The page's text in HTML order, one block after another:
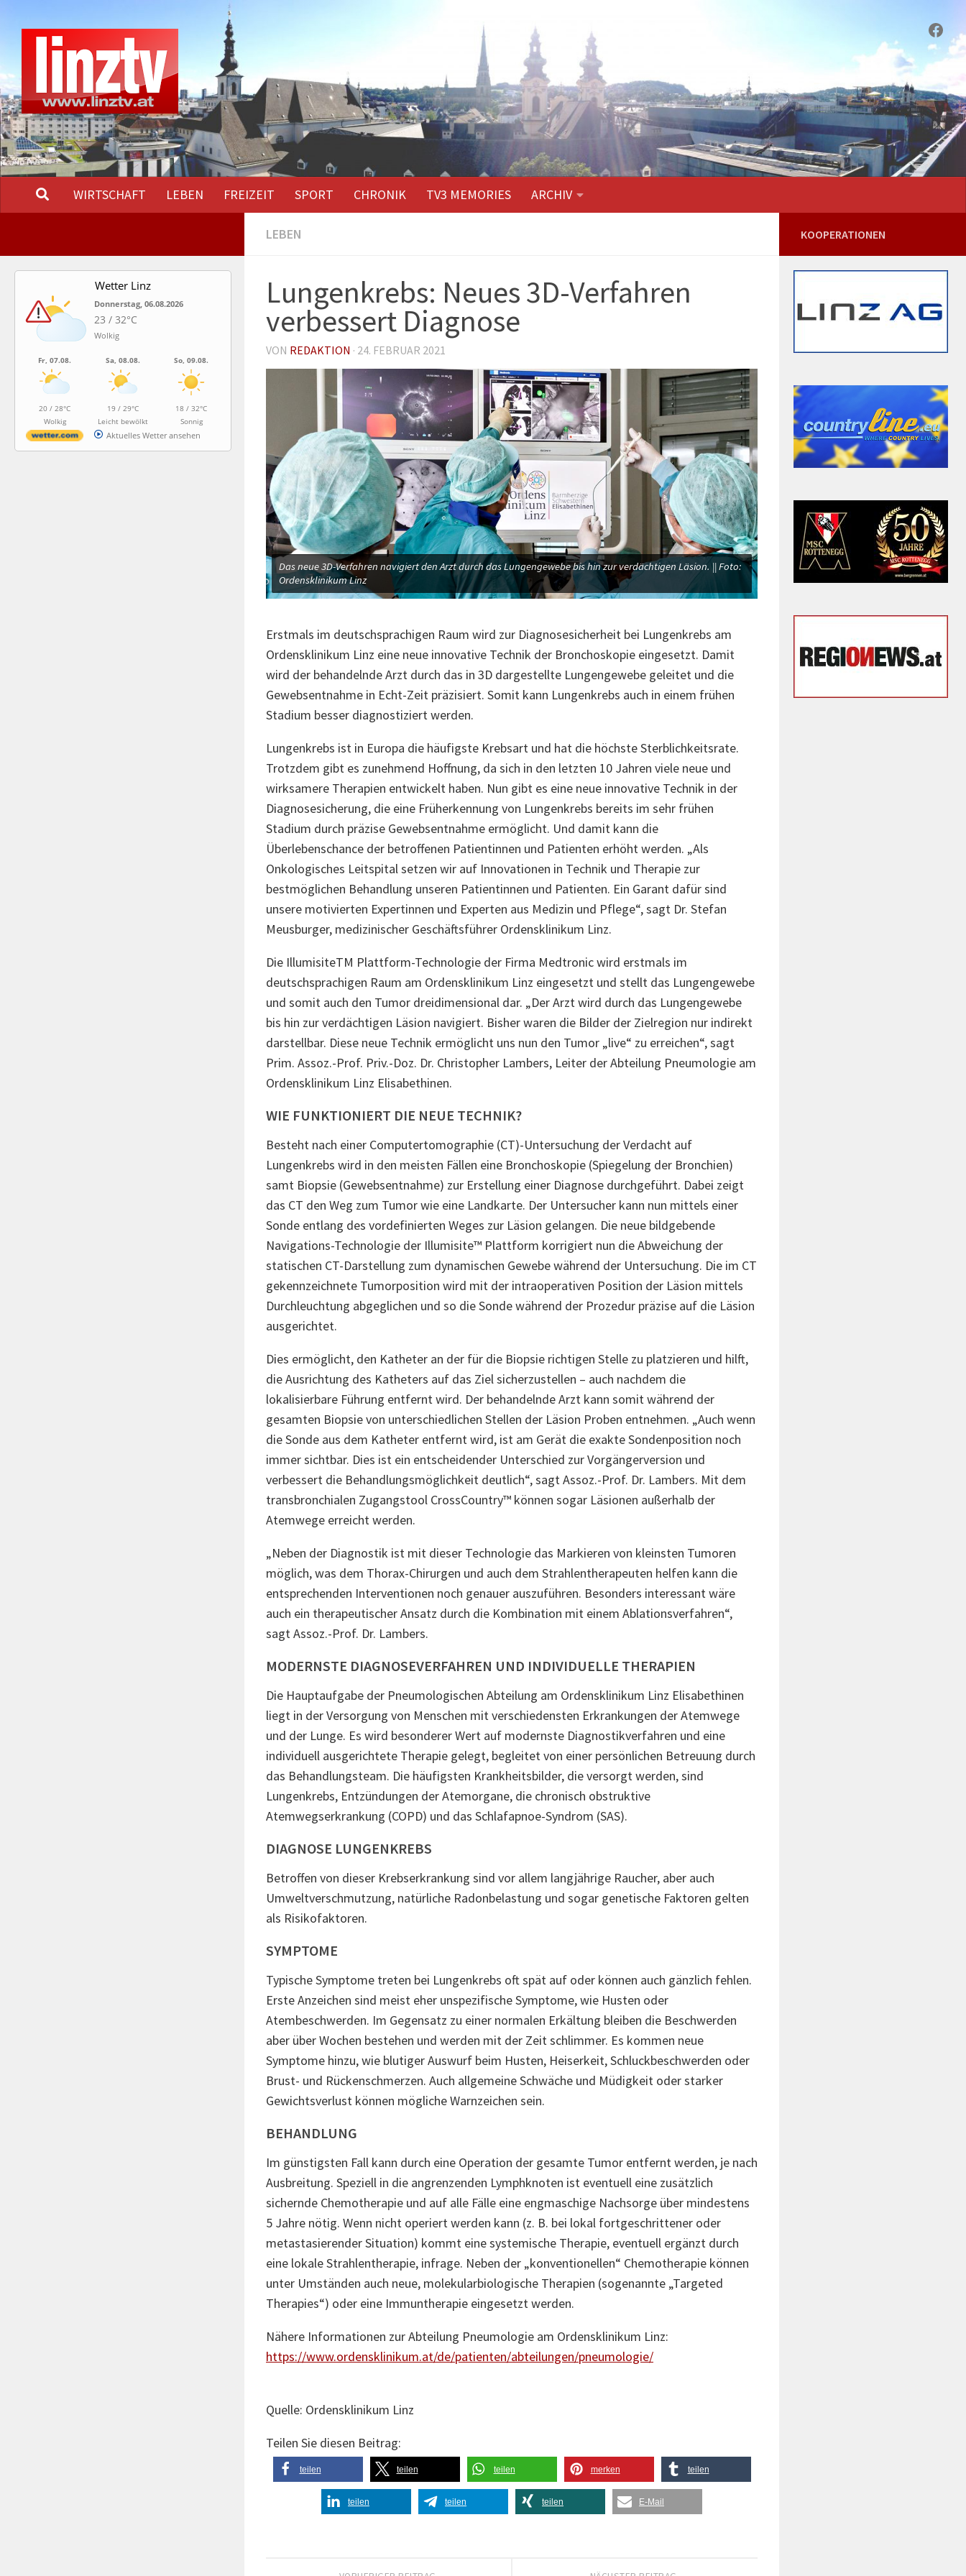
WIRTSCHAFT LEBEN FREIZEIT SPORT CHRONIK TV3 MEMORIES ARCHIV
LEBEN
Lungenkrebs: Neues 3D-Verfahren
verbessert Diagnose
VON REDAKTION · 24. FEBRUAR 2021
Das neue 3D-Verfahren navigiert den Arzt durch das Lungengewebe bis hin zur verdächtigen Läsion. || Foto:
Ordensklinikum Linz
Erstmals im deutschsprachigen Raum wird zur Diagnosesicherheit bei Lungenkrebs am
Ordensklinikum Linz eine neue innovative Technik der Bronchoskopie eingesetzt. Damit
wird der behandelnde Arzt durch das in 3D dargestellte Lungengewebe geleitet und die
Gewebsentnahme in Echt-Zeit präzisiert. Somit kann Lungenkrebs auch in einem frühen
Stadium besser diagnostiziert werden.
Lungenkrebs ist in Europa die häufigste Krebsart und hat die höchste Sterblichkeitsrate.
Trotzdem gibt es zunehmend Hoffnung, da sich in den letzten 10 Jahren viele neue und
wirksamere Therapien entwickelt haben. Nun gibt es eine neue innovative Technik in der
Diagnosesicherung, die eine Früherkennung von Lungenkrebs bereits im sehr frühen
Stadium durch präzise Gewebsentnahme ermöglicht. Und damit kann die
Überlebenschance der betroffenen Patientinnen und Patienten erhöht werden. „Als
Onkologisches Leitspital setzen wir auf Innovationen in Technik und Therapie zur
bestmöglichen Behandlung unseren Patientinnen und Patienten. Ein Garant dafür sind
unsere motivierten Expertinnen und Experten aus Medizin und Pflege“, sagt Dr. Stefan
Meusburger, medizinischer Geschäftsführer Ordensklinikum Linz.
Die IllumisiteTM Plattform-Technologie der Firma Medtronic wird erstmals im
deutschsprachigen Raum am Ordensklinikum Linz eingesetzt und stellt das Lungengewebe
und somit auch den Tumor dreidimensional dar. „Der Arzt wird durch das Lungengewebe
bis hin zur verdächtigen Läsion navigiert. Bisher waren die Bilder der Zielregion nur indirekt
darstellbar. Diese neue Technik ermöglicht uns nun den Tumor „live“ zu erreichen“, sagt
Prim. Assoz.-Prof. Priv.-Doz. Dr. Christopher Lambers, Leiter der Abteilung Pneumologie am
Ordensklinikum Linz Elisabethinen.
WIE FUNKTIONIERT DIE NEUE TECHNIK?
Besteht nach einer Computertomographie (CT)-Untersuchung der Verdacht auf
Lungenkrebs wird in den meisten Fällen eine Bronchoskopie (Spiegelung der Bronchien)
samt Biopsie (Gewebsentnahme) zur Erstellung einer Diagnose durchgeführt. Dabei zeigt
das CT den Weg zum Tumor wie eine Landkarte. Der Untersucher kann nun mittels einer
Sonde entlang des vordefinierten Weges zur Läsion gelangen. Die neue bildgebende
Navigations-Technologie der Illumisite™ Plattform korrigiert nun die Abweichung der
statischen CT-Darstellung zum dynamischen Gewebe während der Untersuchung. Die im CT
gekennzeichnete Tumorposition wird mit der intraoperativen Position der Läsion mittels
Durchleuchtung abgeglichen und so die Sonde während der Prozedur präzise auf die Läsion
ausgerichtet.
Dies ermöglicht, den Katheter an der für die Biopsie richtigen Stelle zu platzieren und hilft,
die Ausrichtung des Katheters auf das Ziel sicherzustellen – auch nachdem die
lokalisierbare Führung entfernt wird. Der behandelnde Arzt kann somit während der
gesamten Biopsie von unterschiedlichen Stellen der Läsion Proben entnehmen. „Auch wenn
die Sonde aus dem Katheter entfernt wird, ist am Gerät die exakte Sondenposition noch
immer sichtbar. Dies ist ein entscheidender Unterschied zur Vorgängerversion und
verbessert die Behandlungsmöglichkeit deutlich“, sagt Assoz.-Prof. Dr. Lambers. Mit dem
transbronchialen Zugangstool CrossCountry™ können sogar Läsionen außerhalb der
Atemwege erreicht werden.
„Neben der Diagnostik ist mit dieser Technologie das Markieren von kleinsten Tumoren
möglich, was dem Thorax-Chirurgen und auch dem Strahlentherapeuten helfen kann die
entsprechenden Interventionen noch genauer auszuführen. Besonders interessant wäre
auch ein therapeutischer Ansatz durch die Kombination mit einem Ablationsverfahren“,
sagt Assoz.-Prof. Dr. Lambers.
MODERNSTE DIAGNOSEVERFAHREN UND INDIVIDUELLE THERAPIEN
Die Hauptaufgabe der Pneumologischen Abteilung am Ordensklinikum Linz Elisabethinen
liegt in der Versorgung von Menschen mit verschiedensten Erkrankungen der Atemwege
und der Lunge. Es wird besonderer Wert auf modernste Diagnostikverfahren und eine
individuell ausgerichtete Therapie gelegt, begleitet von einer persönlichen Betreuung durch
das Behandlungsteam. Die häufigsten Krankheitsbilder, die versorgt werden, sind
Lungenkrebs, Entzündungen der Atemorgane, die chronisch obstruktive
Atemwegserkrankung (COPD) und das Schlafapnoe-Syndrom (SAS).
DIAGNOSE LUNGENKREBS
Betroffen von dieser Krebserkrankung sind vor allem langjährige Raucher, aber auch
Umweltverschmutzung, natürliche Radonbelastung und sogar genetische Faktoren gelten
als Risikofaktoren.
SYMPTOME
Typische Symptome treten bei Lungenkrebs oft spät auf oder können auch gänzlich fehlen.
Erste Anzeichen sind meist eher unspezifische Symptome, wie Husten oder
Atembeschwerden. Im Gegensatz zu einer normalen Erkältung bleiben die Beschwerden
aber über Wochen bestehen und werden mit der Zeit schlimmer. Es kommen neue
Symptome hinzu, wie blutiger Auswurf beim Husten, Heiserkeit, Schluckbeschwerden oder
Brust- und Rückenschmerzen. Auch allgemeine Schwäche und Müdigkeit oder starker
Gewichtsverlust können mögliche Warnzeichen sein.
BEHANDLUNG
Im günstigsten Fall kann durch eine Operation der gesamte Tumor entfernt werden, je nach
Ausbreitung. Speziell in die angrenzenden Lymphknoten ist eventuell eine zusätzlich
sichernde Chemotherapie und auf alle Fälle eine engmaschige Nachsorge über mindestens
5 Jahre nötig. Wenn nicht operiert werden kann (z. B. bei lokal fortgeschrittener oder
metastasierender Situation) kommt eine systemische Therapie, eventuell ergänzt durch
eine lokale Strahlentherapie, infrage. Neben der „konventionellen“ Chemotherapie können
unter Umständen auch neue, molekularbiologische Therapien (sogenannte „Targeted
Therapies“) oder eine Immuntherapie eingesetzt werden.
Nähere Informationen zur Abteilung Pneumologie am Ordensklinikum Linz:
https://www.ordensklinikum.at/de/patienten/abteilungen/pneumologie/
Quelle: Ordensklinikum Linz
Teilen Sie diesen Beitrag:
teilen teilen teilen merken teilen
teilen teilen teilen E-Mail
Wetter Linz
Donnerstag, 06.08.2026
23 / 32°C
Wolkig
Fr, 07.08.
20 / 28°C
Wolkig
Sa, 08.08.
19 / 29°C
Leicht bewölkt
So, 09.08.
18 / 32°C
Sonnig
Aktuelles Wetter ansehen
KOOPERATIONEN